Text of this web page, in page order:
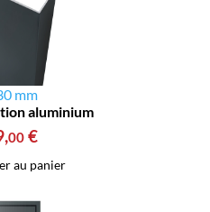
mm
aluminium
,00 €
au panier